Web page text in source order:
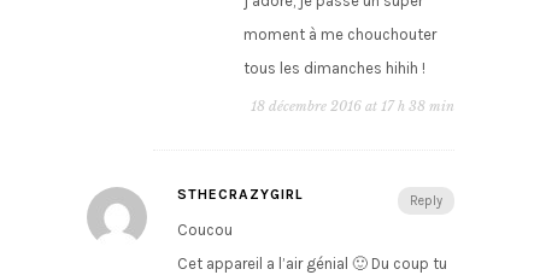
moment à me chouchouter
tous les dimanches hihih !
18 décembre 2016 at 17 h 38 min
Reply
STHECRAZYGIRL
Coucou
Cet appareil a l’air génial 🙂 Du coup tu